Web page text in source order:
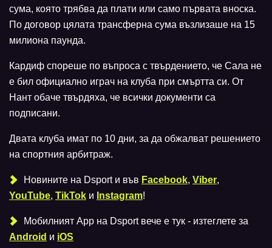
сума, която трябва да плати или само първата вноска.
По договор цялата трансферна сума възлизаше на 15
милиона паунда.
Кардиф спореше по въпроса с твърдението, че Сала не
е бил официално играч на клуба при смъртта си. От
Нант обаче твърдяха, че всички документи са
подписани.
Двата клуба имат по 10 дни, за да обжалват решението
на спортния арбитраж.
Новините на Dsport и във Facebook, Viber,
YouTube, TikTok и Instagram!
Мобилният Аpp на Dsport вече е тук - изтеглете за
Android и iOS